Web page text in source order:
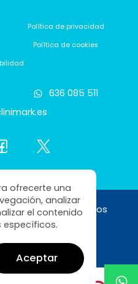
ofrecerte una
analizar
el contenido
específicos.
Aceptar
Política de privacidad
Política de cookies
636 085 511
Todos los derechos
SGM